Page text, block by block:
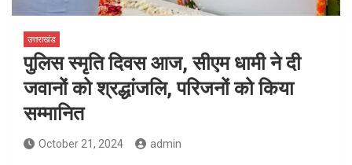
उत्तराखंड
पुलिस स्मृति दिवस आज, सीएम धामी ने दी
जवानों को श्रद्धांजलि, परिजनों को किया
सम्मानित
October 21, 2024 admin